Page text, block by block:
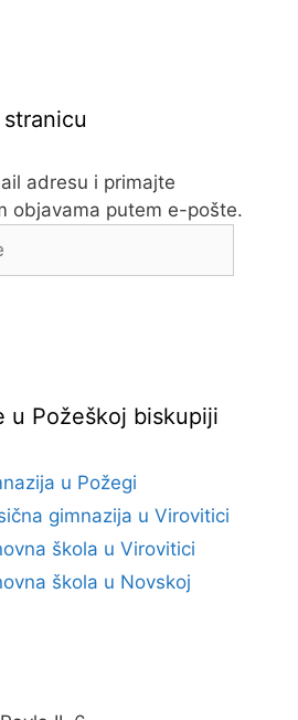
adresu i primajte
objavama putem e-pošte.
u Požeškoj biskupiji
u Požegi
gimnazija u Virovitici
škola u Virovitici
škola u Novskoj